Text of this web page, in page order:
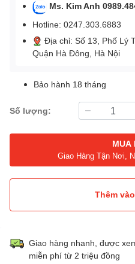
Ms. Kim Anh
Hotline: 0247.303.6883
Địa chỉ: Số 13, Phố Lý
Quận Hà Đông, Hà Nội
Bảo hành 18 tháng
Số lượng:
MUA
Giao Hàng Tận Nơi,
Thêm
Giao hàng nhanh, được
miễn phí từ 2 triệu đồng